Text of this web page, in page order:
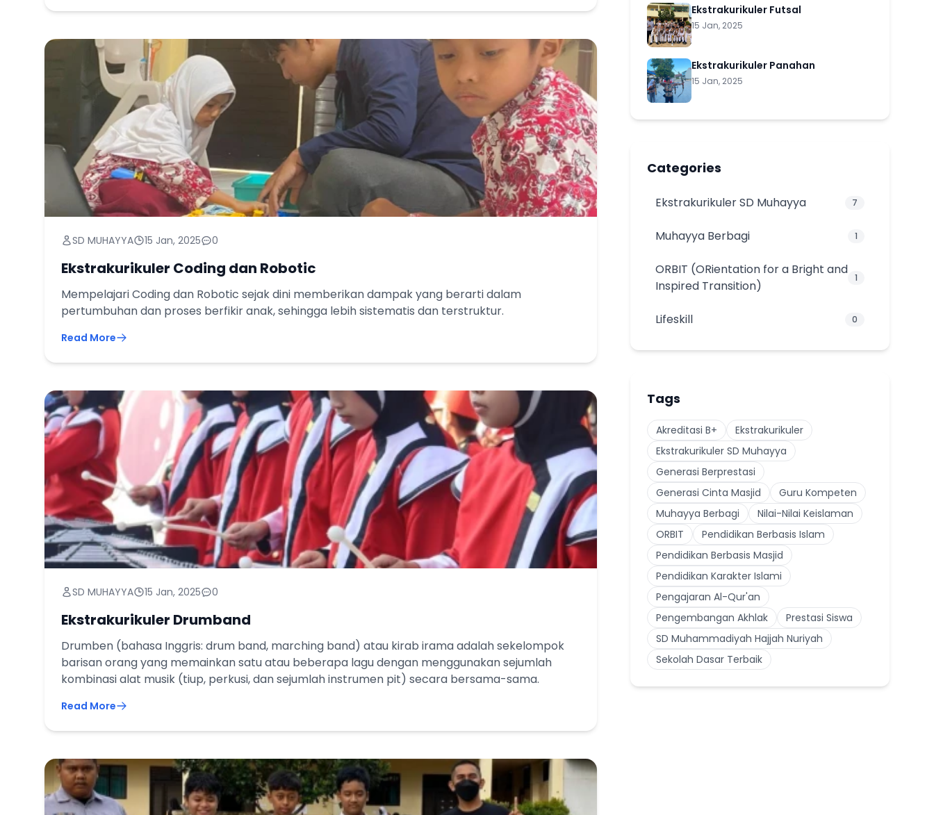
SD MUHAYYA 15 Jan, 2025 0
Ekstrakurikuler Coding dan Robotic
Mempelajari Coding dan Robotic sejak dini memberikan dampak yang berarti dalam
pertumbuhan dan proses berfikir anak, sehingga lebih sistematis dan terstruktur.
Read More
SD MUHAYYA 15 Jan, 2025 0
Ekstrakurikuler Drumband
Drumben (bahasa Inggris: drum band, marching band) atau kirab irama adalah sekelompok
barisan orang yang memainkan satu atau beberapa lagu dengan menggunakan sejumlah
kombinasi alat musik (tiup, perkusi, dan sejumlah instrumen pit) secara bersama-sama.
Read More
Ekstrakurikuler Futsal
15 Jan, 2025
Ekstrakurikuler Panahan
15 Jan, 2025
Categories
Ekstrakurikuler SD Muhayya 7
Muhayya Berbagi 1
ORBIT (ORientation for a Bright and
Inspired Transition)
1
Lifeskill 0
Tags
Akreditasi B+
Ekstrakurikuler
Ekstrakurikuler SD Muhayya
Generasi Berprestasi
Generasi Cinta Masjid
Guru Kompeten
Muhayya Berbagi
Nilai-Nilai Keislaman
ORBIT
Pendidikan Berbasis Islam
Pendidikan Berbasis Masjid
Pendidikan Karakter Islami
Pengajaran Al-Qur'an
Pengembangan Akhlak
Prestasi Siswa
SD Muhammadiyah Hajjah Nuriyah
Sekolah Dasar Terbaik